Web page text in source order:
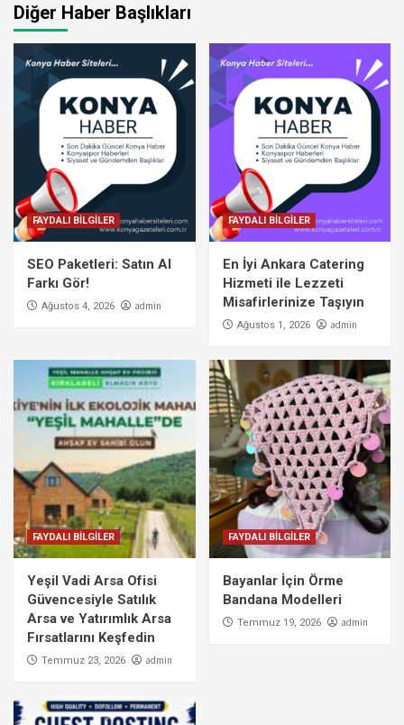
Diğer Haber Başlıkları
FAYDALI BİLGİLER
SEO Paketleri: Satın Al
Farkı Gör!
Ağustos 4, 2026 admin
FAYDALI BİLGİLER
En İyi Ankara Catering
Hizmeti ile Lezzeti
Misafirlerinize Taşıyın
Ağustos 1, 2026 admin
FAYDALI BİLGİLER
Yeşil Vadi Arsa Ofisi
Güvencesiyle Satılık
Arsa ve Yatırımlık Arsa
Fırsatlarını Keşfedin
Temmuz 23, 2026 admin
FAYDALI BİLGİLER
Bayanlar İçin Örme
Bandana Modelleri
Temmuz 19, 2026 admin